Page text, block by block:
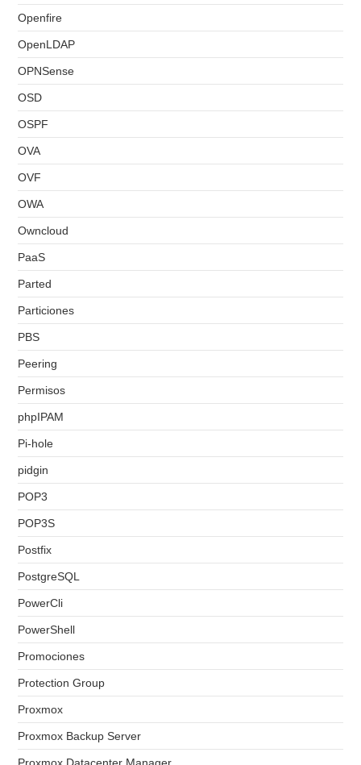
Openfire
OpenLDAP
OPNSense
OSD
OSPF
OVA
OVF
OWA
Owncloud
PaaS
Parted
Particiones
PBS
Peering
Permisos
phpIPAM
Pi-hole
pidgin
POP3
POP3S
Postfix
PostgreSQL
PowerCli
PowerShell
Promociones
Protection Group
Proxmox
Proxmox Backup Server